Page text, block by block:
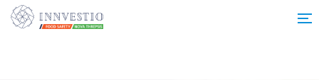
Additionally, paste this code immediately after the opening tag: